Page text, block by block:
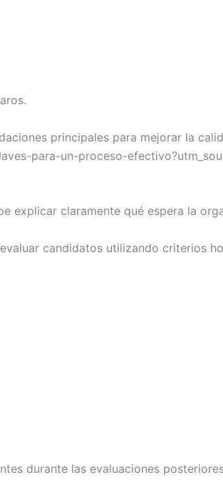
principales para mejorar la
para-un-proceso-
explicar claramente qué espera la
candidatos utilizando criterios
durante las evaluaciones